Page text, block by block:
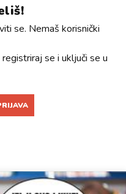
se. Nemaš korisnički
se i uključi se u